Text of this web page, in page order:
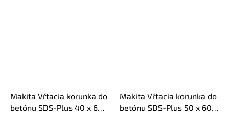
Makita Vŕtacia korunka do
betónu SDS-Plus 40 x 60
Makita Vŕtacia korunka do
betónu SDS-Plus 50 x 60,